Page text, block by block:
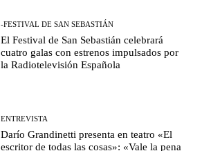
-FESTIVAL DE SAN SEBASTIÁN
El Festival de San Sebastián celebrará
cuatro galas con estrenos impulsados por
la Radiotelevisión Española
ENTREVISTA
Darío Grandinetti presenta en teatro «El
escritor de todas las cosas»: «Vale la pena